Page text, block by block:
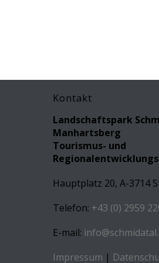
Kontakt
Landschaftspark
Manhartsberg
Tourismus- und
Hauptplatz 20, A-3714
Telefon: +43 (0) 2959
E-mail:
Impressum |